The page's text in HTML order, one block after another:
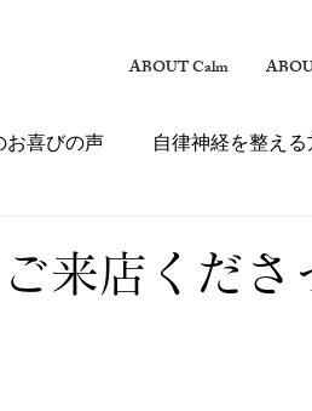
ABOUT Calm
お喜びの声 自律神経を整える
来店くださ